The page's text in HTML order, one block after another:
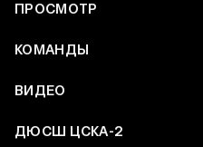
ПРОСМОТР
КОМАНДЫ
ВИДЕО
ДЮСШ ЦСКА-2